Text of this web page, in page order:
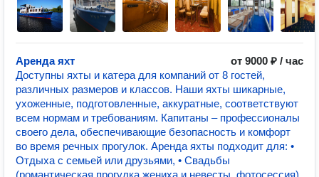
Аренда яхт
от 9000 ₽ / час
Доступны яхты и катера для компаний от 8 гостей,
различных размеров и классов. Наши яхты шикарные,
ухоженные, подготовленные, аккуратные, соответствуют
всем нормам и требованиям. Капитаны – профессионалы
своего дела, обеспечивающие безопасность и комфорт
во время речных прогулок. Аренда яхты подходит для: •
Отдыха с семьей или друзьями, • Свадьбы
(романтическая прогулка жениха и невесты, фотосессия),